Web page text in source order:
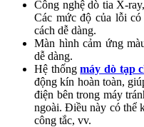
Công nghệ dò tia X-
Các mức độ của lỗi
cách dễ dàng.
Màn hình cảm ứng
dễ dàng.
Hệ thốngmáy dò tạp
động kín hoàn toàn,
điện bên trong máy
ngoài. Điều này có thể
công tắc, vv.